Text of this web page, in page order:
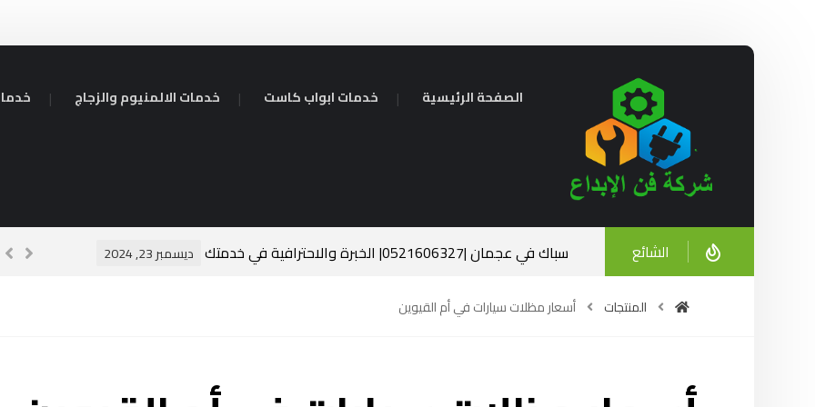
الصفحة الرئيسية خدمات ابواب كاست خدمات الالمنيوم والزجاج
الشائع سباك في عجمان |0521606327| الخبرة والاحترافية في خدمتك ديسمبر 23, 2024 ديسمبر 23, 2024
المنتجات أسعار مظلات سيارات في أم القيوين